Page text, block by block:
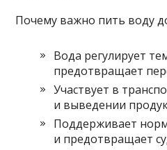
Почему важно пить воду
Вода регулирует
предотвращает
Участвует в
и выведении
Поддерживает
и предотвращает